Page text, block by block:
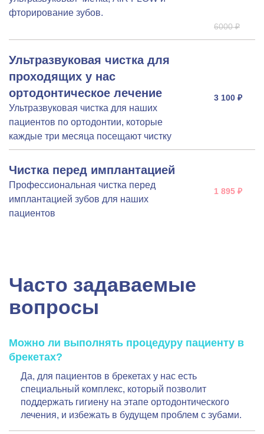
фторирование зубов.
6000 ₽
Ультразвуковая чистка для
проходящих у нас
ортодонтическое лечение
Ультразвуковая чистка для наших
пациентов по ортодонтии, которые
каждые три месяца посещают чистку
3 100 ₽
Чистка перед имплантацией
Профессиональная чистка перед
имплантацией зубов для наших
пациентов
1 895 ₽
Часто задаваемые
вопросы
Можно ли выполнять процедуру пациенту в
брекетах?
Да, для пациентов в брекетах у нас есть
специальный комплекс, который позволит
поддержать гигиену на этапе ортодонтического
лечения, и избежать в будущем проблем с зубами.